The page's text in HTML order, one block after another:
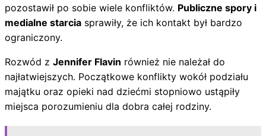
pozostawił po sobie wiele konfliktów. Publiczne spory i
medialne starcia sprawiły, że ich kontakt był bardzo
ograniczony.
Rozwód z Jennifer Flavin również nie należał do
najłatwiejszych. Początkowe konflikty wokół podziału
majątku oraz opieki nad dziećmi stopniowo ustąpiły
miejsca porozumieniu dla dobra całej rodziny.